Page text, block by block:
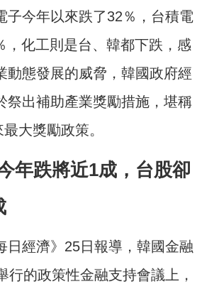
子今年以來跌了32％，台積電
，化工則是台、韓都下跌，感
動態發展的威脅，韓國政府經
祭出補助產業獎勵措施，堪稱
大獎勵政策。
年跌將近1成，台股卻
日經濟》25日報導，韓國金融
行的政策性金融支持會議上，